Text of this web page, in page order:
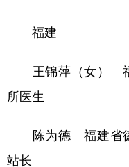
福建
王锦萍（女） 福
所医生
陈为德 福建省德
站长